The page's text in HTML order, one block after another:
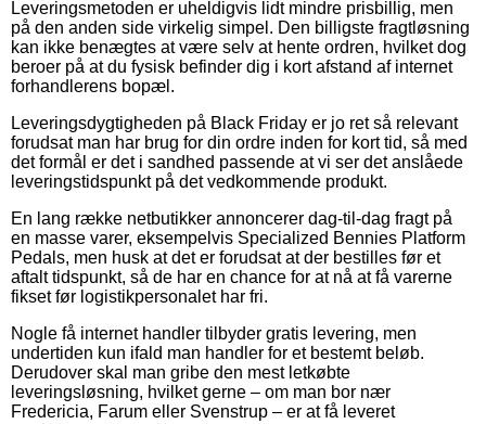
Leveringsmetoden er uheldigvis lidt mindre prisbillig, men
på den anden side virkelig simpel. Den billigste fragtløsning
kan ikke benægtes at være selv at hente ordren, hvilket dog
beroer på at du fysisk befinder dig i kort afstand af internet
forhandlerens bopæl.
Leveringsdygtigheden på Black Friday er jo ret så relevant
forudsat man har brug for din ordre inden for kort tid, så med
det formål er det i sandhed passende at vi ser det anslåede
leveringstidspunkt på det vedkommende produkt.
En lang række netbutikker annoncerer dag-til-dag fragt på
en masse varer, eksempelvis Specialized Bennies Platform
Pedals, men husk at det er forudsat at der bestilles før et
aftalt tidspunkt, så de har en chance for at nå at få varerne
fikset før logistikpersonalet har fri.
Nogle få internet handler tilbyder gratis levering, men
undertiden kun ifald man handler for et bestemt beløb.
Derudover skal man gribe den mest letkøbte
leveringsløsning, hvilket gerne – om man bor nær
Fredericia, Farum eller Svenstrup – er at få leveret